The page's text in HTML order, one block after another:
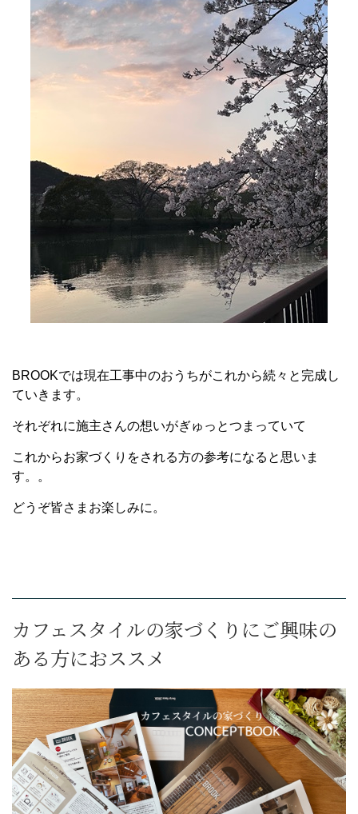
BROOKでは現在工事中のおうちがこれから続々と完成し
ていきます。
それぞれに施主さんの想いがぎゅっとつまっていて
これからお家づくりをされる方の参考になると思いま
す。。
どうぞ皆さまお楽しみに。
カフェスタイルの家づくりにご興味の
ある方におススメ